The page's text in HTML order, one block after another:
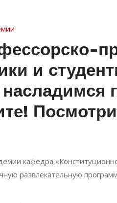
и
кафедра
развлекательную